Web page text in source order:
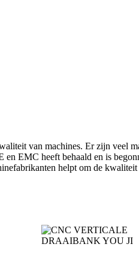
van machines. Er zijn veel
EMC heeft behaald en is
helpt om de